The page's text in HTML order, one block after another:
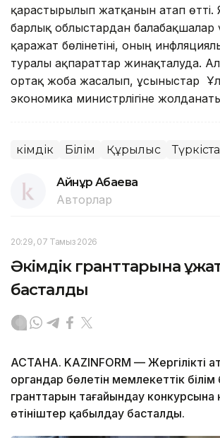
қарастырылып жатқанын атап өтті.
барлық облыстардан балабақшалар
қаражат бөлінетіні, оның
туралы ақпараттар жинақталуда.
ортақ жоба жасалып, ұсыныстар
экономика министрлігіне
Әкімдік Білім Құрылыс
Айнұр Ақбаева
Авторлар
20:29, 07 Тамыз 2026
Әкімдік гранттарына
басталды
АСТАНА. KAZINFORM — Жергілікті
органдар бөлетін мемлекеттік білім
гранттарын тағайындау конкурсына
өтініштер қабылдау басталды.